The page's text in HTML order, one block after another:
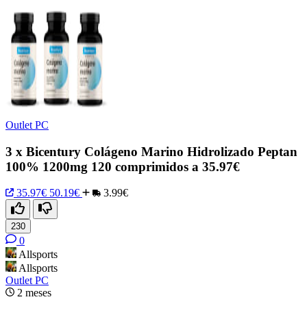
Outlet PC
3 x Bicentury Colágeno Marino Hidrolizado Peptan
100% 1200mg 120 comprimidos a 35.97€
35.97€ 50.19€ 3.99€
230
0
Allsports
Allsports
Outlet PC
2 meses